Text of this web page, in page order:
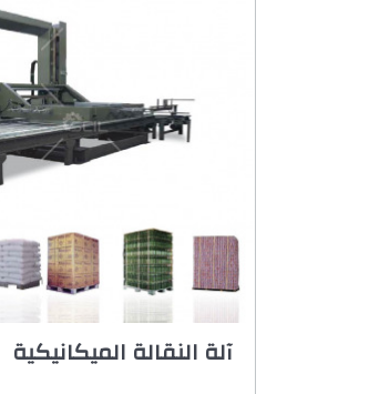
آلة النقالة الميكانيكية